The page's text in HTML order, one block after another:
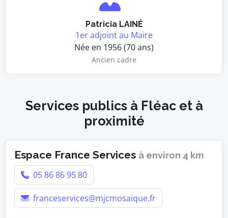
Patricia LAINÉ
1er adjoint au Maire
Née en 1956 (70 ans)
Ancien cadre
Services publics à Fléac et à
proximité
Espace France Services à environ 4 km
05 86 86 95 80
franceservices@mjcmosaique.fr